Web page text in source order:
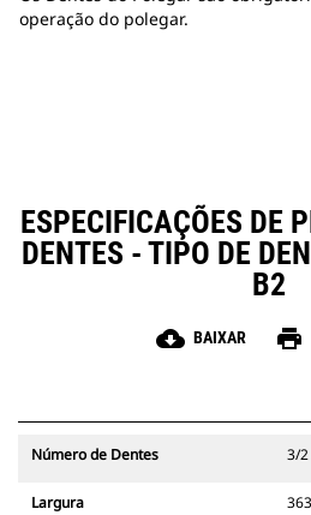
operação do polegar.
ESPECIFICAÇÕES DE
DENTES - TIPO DE
B2
cloud_download BAIXAR print
Número de Dentes 3/
Largura